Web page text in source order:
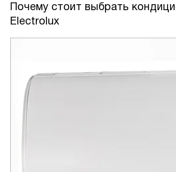
Почему стоит выбрать
Electrolux